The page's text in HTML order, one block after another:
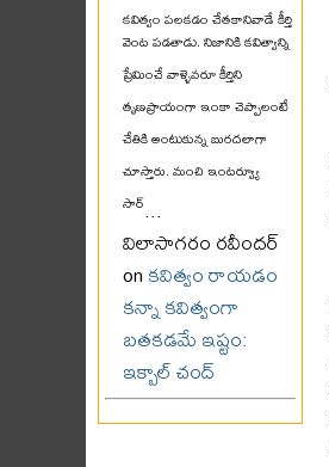
కవిత్వం పలకడం చేతకానివాడే కీర్తి
వెంట పడతాడు. నిజానికి కవిత్వాన్ని
ప్రేమించే వాళ్ళెవరూ కీర్తిని
తృణప్రాయంగా ఇంకా చెప్పాలంటే
చేతికి అంటుకున్న బురదలాగా
చూస్తారు. మంచి ఇంటర్వ్యూ
సార్...
విలాసాగరం రవీందర్
onకవిత్వం రాయడం
కన్నా కవిత్వంగా
బతకడమే ఇష్టం:
ఇక్బాల్ చంద్